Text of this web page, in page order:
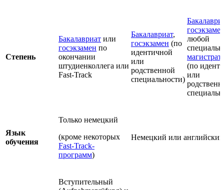
Степень
Бакалавриат или
госэкзамен по
окончании
штудиенколлега или
Fast-Track
Бакалавриат,
госэкзамен (по
идентичной
или
родственной
специальности)
любой
(по
или
Язык
обучения
Только немецкий
(кроме некоторых
Fast-Track-
программ)
Немецкий или английский
Вступительный